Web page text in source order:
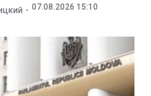
07.08.2026 15:10